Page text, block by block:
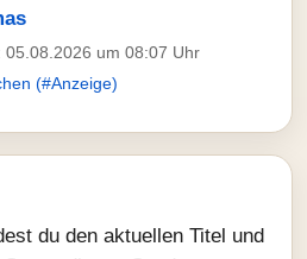
05.08.2026 um 08:07 Uhr
(#Anzeige)
du den aktuellen Titel und